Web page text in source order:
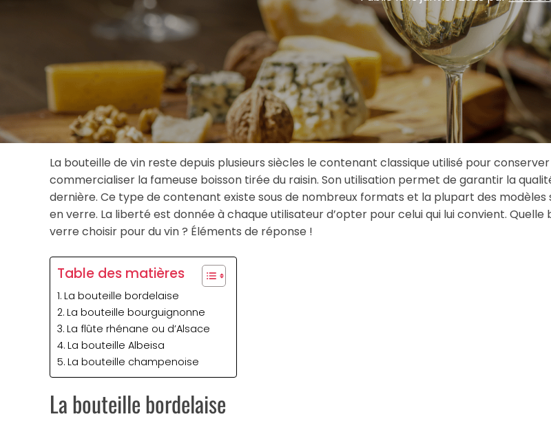
La bouteille de vin reste depuis plusieurs siècles le contenant classique utilisé pour
commercialiser la fameuse boisson tirée du raisin. Son utilisation permet de garantir la
dernière. Ce type de contenant existe sous de nombreux formats et la plupart des modèles
en verre. La liberté est donnée à chaque utilisateur d’opter pour celui qui lui convient. Quelle
verre choisir pour du vin ? Éléments de réponse !
Table des matières
La bouteille bordelaise
La bouteille bourguignonne
La flûte rhénane ou d’Alsace
La bouteille Albeisa
La bouteille champenoise
La bouteille bordelaise